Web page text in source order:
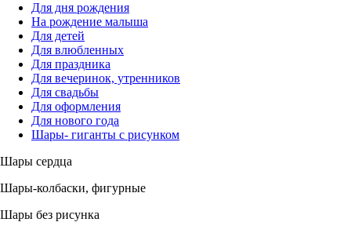
Для дня рождения
На рождение малыша
Для детей
Для влюбленных
Для праздника
Для вечеринок, утренников
Для свадьбы
Для оформления
Для нового года
Шары- гиганты с рисунком
Шары сердца
Шары-колбаски, фигурные
Шары без рисунка